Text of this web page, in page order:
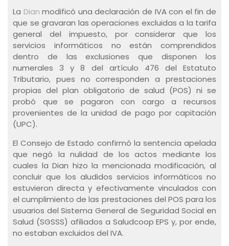
La Dian modificó una declaración de IVA con el fin de
que se gravaran las operaciones excluidas a la tarifa
general del impuesto, por considerar que los
servicios informáticos no están comprendidos
dentro de las exclusiones que disponen los
numerales 3 y 8 del artículo 476 del Estatuto
Tributario, pues no corresponden a prestaciones
propias del plan obligatorio de salud (POS) ni se
probó que se pagaron con cargo a recursos
provenientes de la unidad de pago por capitación
(UPC).
El Consejo de Estado confirmó la sentencia apelada
que negó la nulidad de los actos mediante los
cuales la Dian hizo la mencionada modificación, al
concluir que los aludidos servicios informáticos no
estuvieron directa y efectivamente vinculados con
el cumplimiento de las prestaciones del POS para los
usuarios del Sistema General de Seguridad Social en
Salud (SGSSS) afiliados a Saludcoop EPS y, por ende,
no estaban excluidos del IVA.